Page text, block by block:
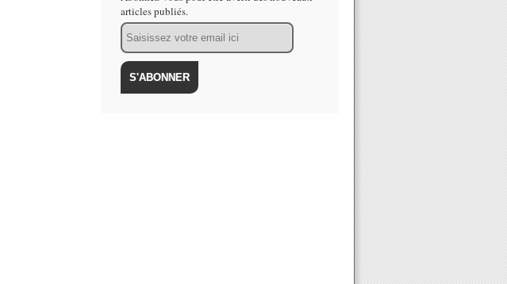
articles publiés.
Email